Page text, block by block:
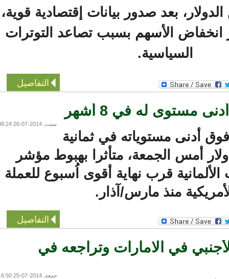
بعد صدور بيانات إقتصادية قوية،
الأسهم بسبب تصاعد التوترات
السياسية.
التفاصيل
مستوى له في 8 أشهر
سبت, 2014-07-26 08:24
أدنى مستوياته في ثمانية
أمس الجمعة، متأثرا بهبوط مؤشر
قرب نهاية أقوى اُسبوع للعملة
منذ مارس/آذار.
التفاصيل
في الامارات وتراجعه في
جمعة, 2014-07-25 16:50